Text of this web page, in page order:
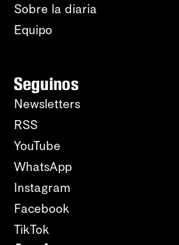
Sobre la diaria
Equipo
Seguinos
Newsletters
RSS
YouTube
WhatsApp
Instagram
Facebook
TikTok